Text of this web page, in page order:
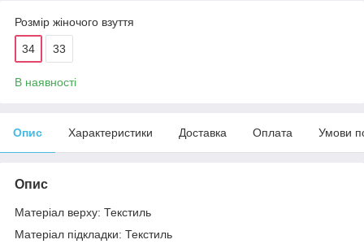
Розмір жіночого взуття
34 33
В наявності
Опис Характеристики Доставка Оплата Умови
Опис
Матеріал верху: Текстиль
Матеріал підкладки: Текстиль